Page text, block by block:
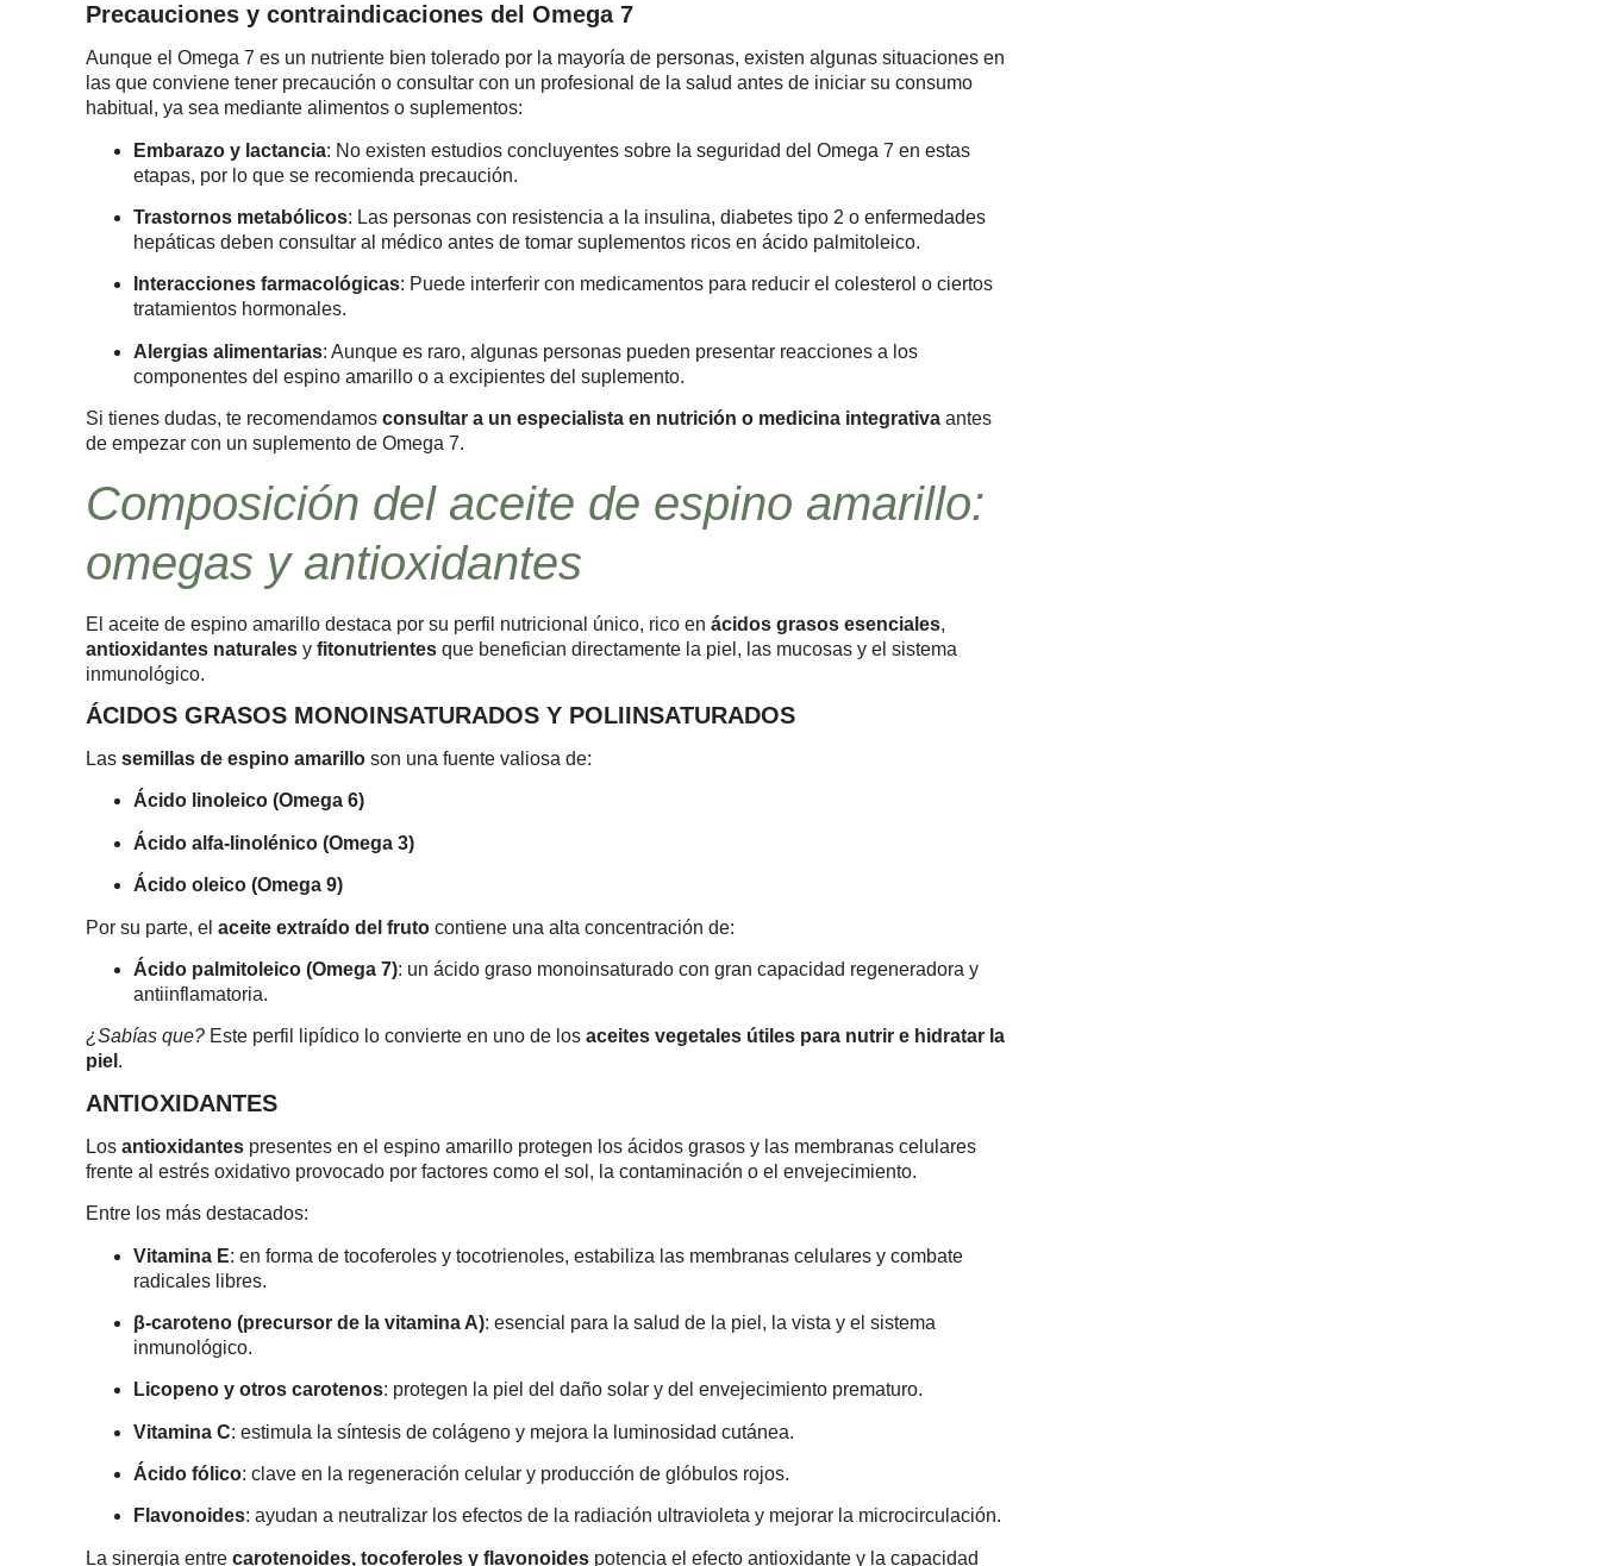
Precauciones y contraindicaciones del Omega 7
Aunque el Omega 7 es un nutriente bien tolerado por la mayoría de personas, existen algunas situaciones en
las que conviene tener precaución o consultar con un profesional de la salud antes de iniciar su consumo
habitual, ya sea mediante alimentos o suplementos:
Embarazo y lactancia: No existen estudios concluyentes sobre la seguridad del Omega 7 en estas
etapas, por lo que se recomienda precaución.
Trastornos metabólicos: Las personas con resistencia a la insulina, diabetes tipo 2 o enfermedades
hepáticas deben consultar al médico antes de tomar suplementos ricos en ácido palmitoleico.
Interacciones farmacológicas: Puede interferir con medicamentos para reducir el colesterol o ciertos
tratamientos hormonales.
Alergias alimentarias: Aunque es raro, algunas personas pueden presentar reacciones a los
componentes del espino amarillo o a excipientes del suplemento.
Si tienes dudas, te recomendamos consultar a un especialista en nutrición o medicina integrativa antes
de empezar con un suplemento de Omega 7.
Composición del aceite de espino amarillo:
omegas y antioxidantes
El aceite de espino amarillo destaca por su perfil nutricional único, rico en ácidos grasos esenciales,
antioxidantes naturales y fitonutrientes que benefician directamente la piel, las mucosas y el sistema
inmunológico.
ÁCIDOS GRASOS MONOINSATURADOS Y POLIINSATURADOS
Las semillas de espino amarillo son una fuente valiosa de:
Ácido linoleico (Omega 6)
Ácido alfa-linolénico (Omega 3)
Ácido oleico (Omega 9)
Por su parte, el aceite extraído del fruto contiene una alta concentración de:
Ácido palmitoleico (Omega 7): un ácido graso monoinsaturado con gran capacidad regeneradora y
antiinflamatoria.
¿Sabías que? Este perfil lipídico lo convierte en uno de los aceites vegetales útiles para nutrir e hidratar la
piel .
ANTIOXIDANTES
Los antioxidantes presentes en el espino amarillo protegen los ácidos grasos y las membranas celulares
frente al estrés oxidativo provocado por factores como el sol, la contaminación o el envejecimiento.
Entre los más destacados:
Vitamina E: en forma de tocoferoles y tocotrienoles, estabiliza las membranas celulares y combate
radicales libres.
β-caroteno (precursor de la vitamina A): esencial para la salud de la piel, la vista y el sistema
inmunológico.
Licopeno y otros carotenos: protegen la piel del daño solar y del envejecimiento prematuro.
Vitamina C: estimula la síntesis de colágeno y mejora la luminosidad cutánea.
Ácido fólico: clave en la regeneración celular y producción de glóbulos rojos.
Flavonoides: ayudan a neutralizar los efectos de la radiación ultravioleta y mejorar la microcirculación.
La sinergia entre carotenoides, tocoferoles y flavonoides potencia el efecto antioxidante y la capacidad